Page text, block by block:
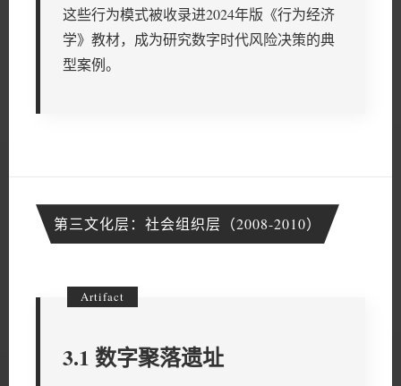
这些行为模式被收录进2024年版《行为经济
学》教材，成为研究数字时代风险决策的典
型案例。
第三文化层：社会组织层（2008-2010）
3.1 数字聚落遗址